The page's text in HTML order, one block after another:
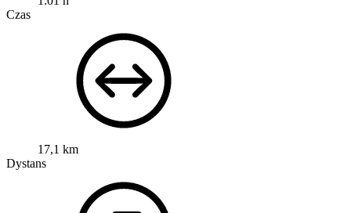
Czas
17,1 km
Dystans